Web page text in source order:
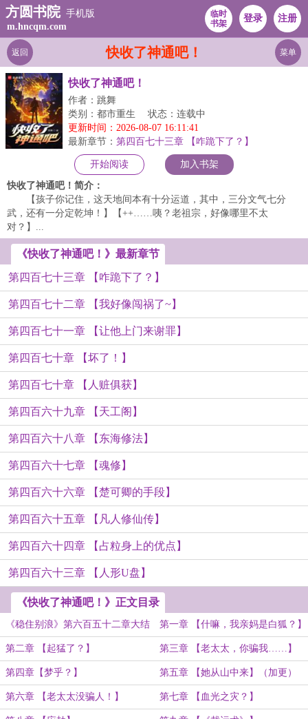
方圆书院 手机版
m.hncqm.com
临时
书架
登录 注册
快收了神通吧！
返回 菜单
快收了神通吧！
作者：跳舞
类别：都市重生
状态：连载中
更新时间：2026-08-07 16:11:41
最新章节： 第四百七十三章 【咋跪下了？】
开始阅读 加入书架
快收了神通吧！简介：
【孩子你记住，这天地间本有十分运道，其中，三分文气七分
武，还有一分定乾坤！】【++……咦？老祖宗，好像哪里不太
对？】...
《快收了神通吧！》最新章节
第四百七十三章 【咋跪下了？】
第四百七十二章 【我好像闯祸了~】
第四百七十一章 【让他上门来谢罪】
第四百七十章 【坏了！】
第四百七十章 【人赃俱获】
第四百六十九章 【天工阁】
第四百六十八章 【东海修法】
第四百六十七章 【魂修】
第四百六十六章 【楚可卿的手段】
第四百六十五章 【凡人修仙传】
第四百六十四章 【占粒身上的优点】
第四百六十三章 【人形U盘】
《快收了神通吧！》正文目录
《稳住别浪》第六百五十二章大结
局（完）
第一章 【什嘛，我亲妈是白狐？】
第二章 【起猛了？】 第三章 【老太太，你骗我……】
第四章【梦乎？】 第五章 【她从山中来】（加更）
第六章 【老太太没骗人！】 第七章 【血光之灾？】